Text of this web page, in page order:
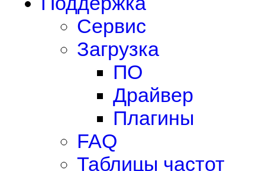
Сервис
Загрузка
ПО
Драйвер
Плагины
FAQ
Таблицы частот